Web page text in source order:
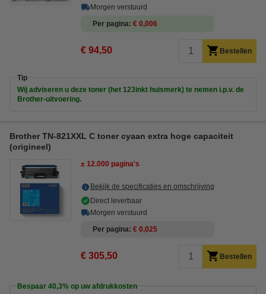
Morgen verstuurd
Per pagina € 0,006
€ 94,50 Bestellen
Tip
Wij adviseren u deze toner (het 123inkt huismerk) te nemen i.p.v. de
Brother-uitvoering.
Brother TN-821XXL C toner cyaan extra hoge capaciteit
(origineel)
± 12.000 pagina's
Bekijk de specificaties en omschrijving
Direct leverbaar
Morgen verstuurd
Per pagina € 0,025
€ 305,50 Bestellen
Bespaar 40,3% op uw afdrukkosten